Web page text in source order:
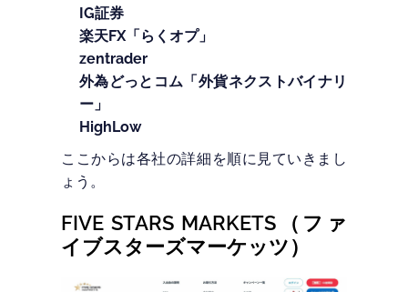
IG証券
楽天FX「らくオプ」
zentrader
外為どっとコム「外貨ネクストバイナリ
ー」
HighLow
ここからは各社の詳細を順に見ていきまし
ょう。
FIVE STARS MARKETS（ファ
イブスターズマーケッツ）